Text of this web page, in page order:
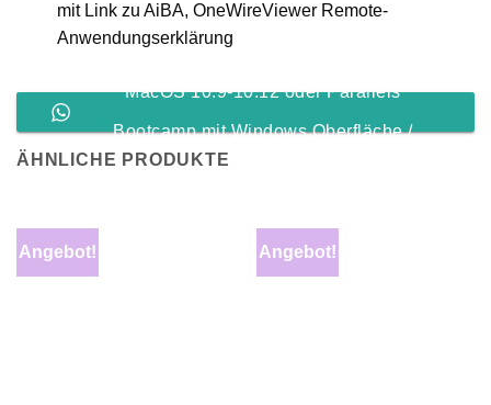
mit Link zu AiBA, OneWireViewer Remote-
Anwendungserklärung
Kaufe iButton Installationsanleitung PC/
MacOS 10.9-10.12 oder Parallels
Bootcamp mit Windows Oberfläche /
ÄHNLICHE PRODUKTE
Angebot! Angebot!